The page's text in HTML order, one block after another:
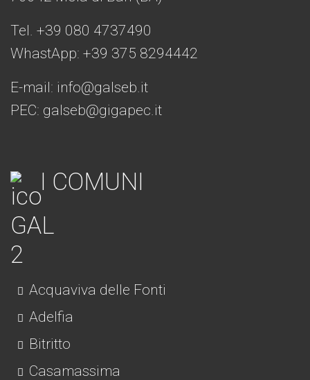
Tel. +39 080 4737490
WhastApp: +39 375 8294442
E-mail: info@galseb.it
PEC: galseb@gigapec.it
I COMUNI
Acquaviva delle Fonti
Adelfia
Bitritto
Casamassima